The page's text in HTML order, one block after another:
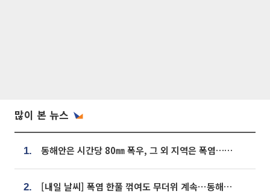
많이 본 뉴스
1. 동해안은 시간당 80㎜ 폭우, 그 외 지역은 폭염…‘극과 극 날씨’
2. [내일 날씨] 폭염 한풀 꺾여도 무더위 계속⋯동해안 이틀 연속 비